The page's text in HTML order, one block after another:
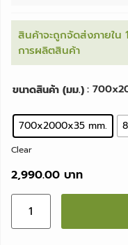
สินค้าจะถูกจัดส่งภายใน
การผลิตสินค้า
ขนาดสินค้า (มม.):
700x2000x35 mm.
Clear
2,990.00